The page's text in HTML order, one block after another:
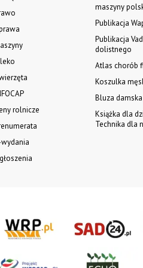
rolnicze
maszyny
Publikacja
Publikacja
dolistnego
Atlas chorób
Koszulka
Bluza damska
Książka dla
Technika dla